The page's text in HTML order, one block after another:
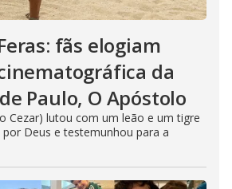
fãs elogiam
da
Paulo, O Apóstolo
Cezar) lutou com um leão e um tigre
Deus e testemunhou para a